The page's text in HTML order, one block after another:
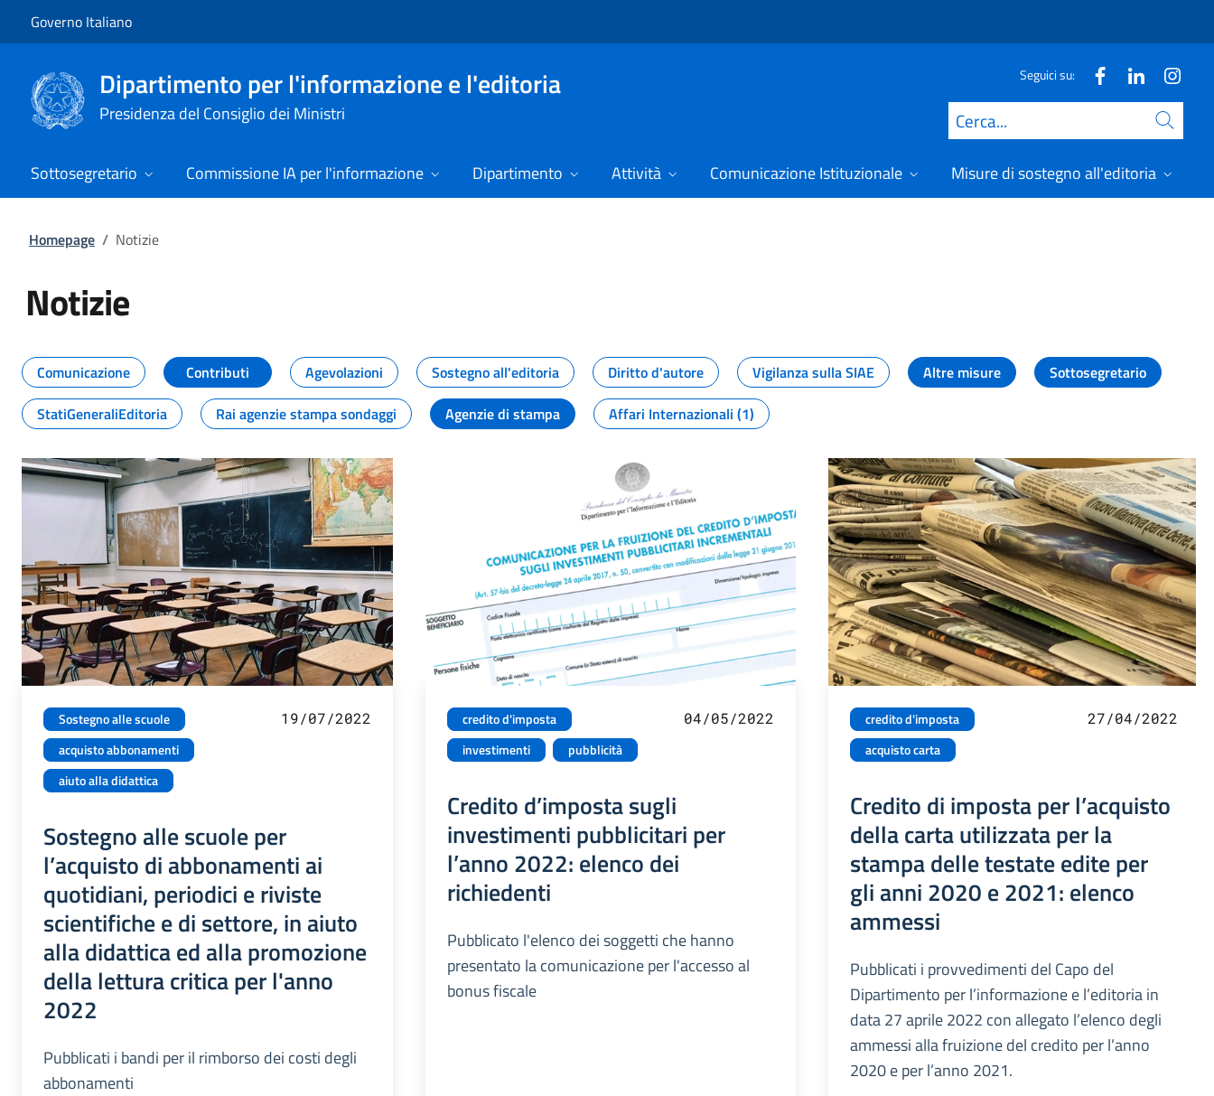
Governo Italiano
Dipartimento per l'informazione e l'editoria
Presidenza del Consiglio dei Ministri
Seguici su:
Cerca
Sottosegretario Commissione IA per l'informazione Dipartimento Attività Comunicazione Istituzionale Misure di sostegno all'editoria
Homepage / Notizie
Notizie
Tutti i contenuti della pagina Notizie
Comunicazione Contributi Agevolazioni Sostegno all'editoria Diritto d'autore Vigilanza sulla SIAE Altre misure
Sottosegretario
StatiGeneraliEditoria
Rai agenzie stampa sondaggi Agenzie di stampa Affari Internazionali (1)
Sostegno alle scuole
acquisto abbonamenti
aiuto alla didattica
19/07/2022
Sostegno alle scuole per
l’acquisto di abbonamenti ai
quotidiani, periodici e riviste
scientifiche e di settore, in aiuto
alla didattica ed alla promozione
della lettura critica per l'anno
2022
Pubblicati i bandi per il rimborso dei costi degli
abbonamenti
credito d'imposta
investimenti
pubblicità
04/05/2022
Credito d’imposta sugli
investimenti pubblicitari per
l’anno 2022: elenco dei
richiedenti
Pubblicato l'elenco dei soggetti che hanno
presentato la comunicazione per l'accesso al
bonus fiscale
credito d'imposta
acquisto carta
27/04/2022
Credito di imposta per l’acquisto
della carta utilizzata per la
stampa delle testate edite per
gli anni 2020 e 2021: elenco
ammessi
Pubblicati i provvedimenti del Capo del
Dipartimento per l’informazione e l’editoria in
data 27 aprile 2022 con allegato l’elenco degli
ammessi alla fruizione del credito per l’anno
2020 e per l’anno 2021.